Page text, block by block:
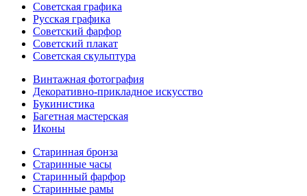
Советская графика
Русская графика
Советский фарфор
Советский плакат
Советская скульптура
Винтажная фотография
Декоративно-прикладное искусство
Букинистика
Багетная мастерская
Иконы
Старинная бронза
Старинные часы
Старинный фарфор
Старинные рамы